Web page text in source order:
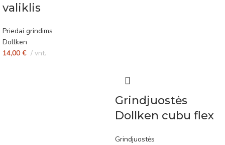
valiklis
Priedai grindims
Dollken
14,00 € vnt.
Grindjuostės
Dollken cubu flex
Grindjuostės